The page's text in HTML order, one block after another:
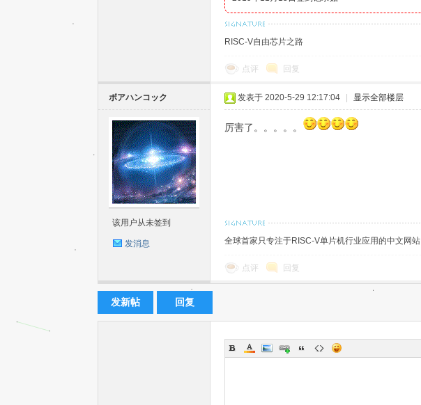
RISC-V自由芯片之路
点评 回复
ボアハンコック
该用户从未签到
发消息
发表于 2020-5-29 12:17:04 显示全部楼层
厉害了。。。。。
全球首家只专注于RISC-V单片机行业应用的中文网站
点评 回复
发新帖 回复